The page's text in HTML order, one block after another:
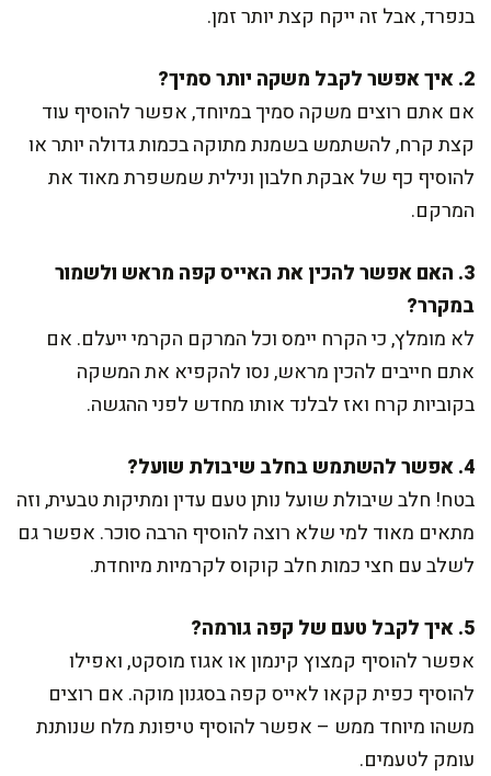
בנפרד, אבל זה ייקח קצת יותר זמן.
2. איך אפשר לקבל משקה יותר סמיך?
אם אתם רוצים משקה סמיך במיוחד, אפשר להוסיף עוד
קצת קרח, להשתמש בשמנת מתוקה בכמות גדולה יותר או
להוסיף כף של אבקת חלבון ונילית שמשפרת מאוד את
המרקם.
3. האם אפשר להכין את האייס קפה מראש ולשמור
במקרר?
לא מומלץ, כי הקרח יימס וכל המרקם הקרמי ייעלם. אם
אתם חייבים להכין מראש, נסו להקפיא את המשקה
בקוביות קרח ואז לבלנד אותו מחדש לפני ההגשה.
4. אפשר להשתמש בחלב שיבולת שועל?
בטח! חלב שיבולת שועל נותן טעם עדין ומתיקות טבעית, וזה
מתאים מאוד למי שלא רוצה להוסיף הרבה סוכר. אפשר גם
לשלב עם חצי כמות חלב קוקוס לקרמיות מיוחדת.
5. איך לקבל טעם של קפה גורמה?
אפשר להוסיף קמצוץ קינמון או אגוז מוסקט, ואפילו
להוסיף כפית קקאו לאייס קפה בסגנון מוקה. אם רוצים
משהו מיוחד ממש – אפשר להוסיף טיפונת מלח שנותנת
עומק לטעמים.